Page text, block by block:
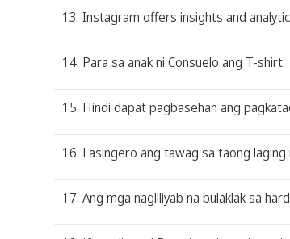
13. Instagram offers insights and
14. Para sa anak ni Consuelo ang T-shirt.
15. Hindi dapat pagbasehan ang
16. Lasingero ang tawag sa taong laging
17. Ang mga nagliliyab na bulaklak sa